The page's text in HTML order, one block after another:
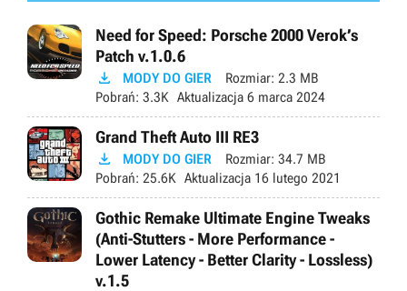
Need for Speed: Porsche 2000 Verok’s
Patch v.1.0.6
 MODY DO GIER Rozmiar: 2.3 MB
Pobrań: 3.3K Aktualizacja 6 marca 2024
Grand Theft Auto III RE3
 MODY DO GIER Rozmiar: 34.7 MB
Pobrań: 25.6K Aktualizacja 16 lutego 2021
Gothic Remake Ultimate Engine Tweaks
(Anti-Stutters - More Performance -
Lower Latency - Better Clarity - Lossless)
v.1.5